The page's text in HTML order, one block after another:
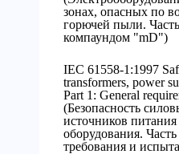
зонах, опасных по
горючей пыли.
компаундом "mD")
IEC 61558-1:1997
transformers, power
Part 1: General
(Безопасность
источников
оборудования.
требования и